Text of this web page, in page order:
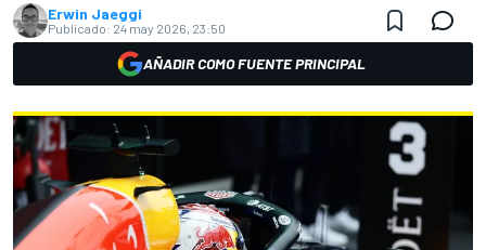
Erwin Jaeggi
Publicado: 24 may 2026, 23:50
AÑADIR COMO FUENTE PRINCIPAL